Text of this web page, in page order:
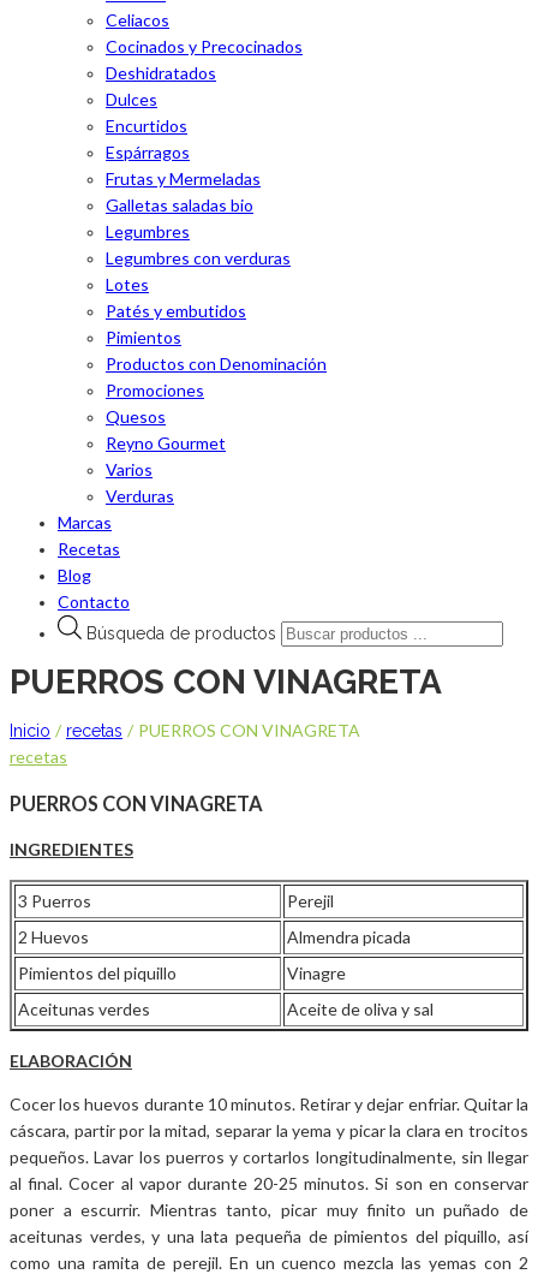
Celiacos
Cocinados y Precocinados
Deshidratados
Dulces
Encurtidos
Espárragos
Frutas y Mermeladas
Galletas saladas bio
Legumbres
Legumbres con verduras
Lotes
Patés y embutidos
Pimientos
Productos con Denominación
Promociones
Quesos
Reyno Gourmet
Varios
Verduras
Marcas
Recetas
Blog
Contacto
Búsqueda de productos
PUERROS CON VINAGRETA
Inicio / recetas / PUERROS CON VINAGRETA
recetas
PUERROS CON VINAGRETA
INGREDIENTES
3 Puerros
Perejil
2 Huevos
Almendra picada
Pimientos del piquillo
Vinagre
Aceitunas verdes
Aceite de oliva y sal
ELABORACIÓN
Cocer los huevos durante 10 minutos. Retirar y dejar enfriar. Quitar la
cáscara, partir por la mitad, separar la yema y picar la clara en trocitos
pequeños. Lavar los puerros y cortarlos longitudinalmente, sin llegar
al final. Cocer al vapor durante 20-25 minutos. Si son en conservar
poner a escurrir. Mientras tanto, picar muy finito un puñado de
aceitunas verdes, y una lata pequeña de pimientos del piquillo, así
como una ramita de perejil. En un cuenco mezcla las yemas con 2